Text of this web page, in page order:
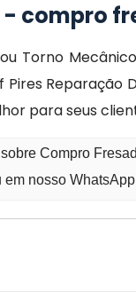
compro
Torno
Reparação
para seus
Compro
em nosso WhatsApp